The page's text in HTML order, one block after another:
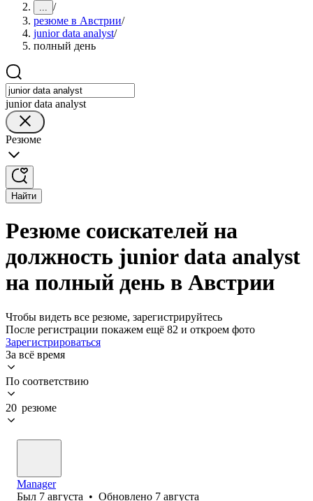
... /
резюме в Австрии/
junior data analyst/
полный день
junior data analyst
Резюме
Найти
Резюме соискателей на
должность junior data analyst
на полный день в Австрии
Чтобы видеть все резюме, зарегистрируйтесь
После регистрации покажем ещё 82 и откроем фото
Зарегистрироваться
За всё время
По соответствию
20 резюме
Manager
Был 7 августа • Обновлено 7 августа